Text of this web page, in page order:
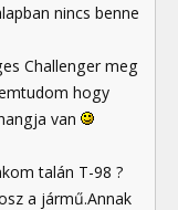
nincs benne
Challenger meg
hogy
van
talán T-98 ?
a jármű.Annak